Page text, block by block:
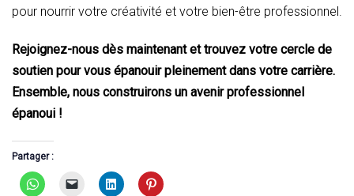
pour nourrir votre créativité et votre bien-être professionnel.
Rejoignez-nous dès maintenant et trouvez votre cercle de
soutien pour vous épanouir pleinement dans votre carrière.
Ensemble, nous construirons un avenir professionnel
épanoui !
Partager :